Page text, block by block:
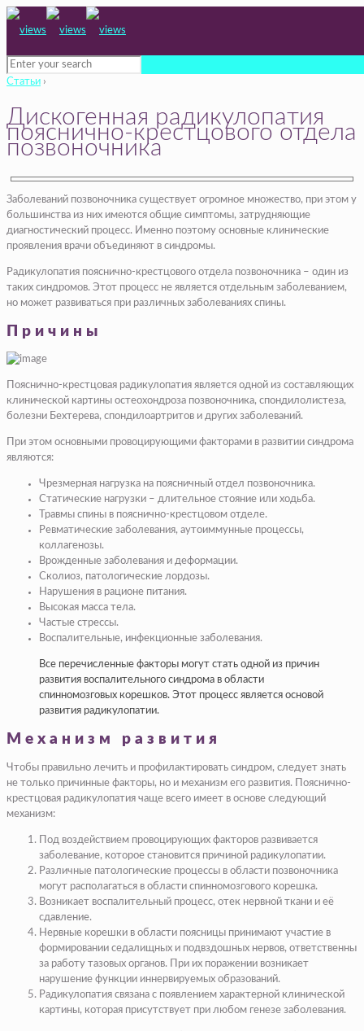
Статьи ›
Дискогенная радикулопатия
пояснично-крестцового отдела
позвоночника
Заболеваний позвоночника существует огромное множество, при этом у
большинства из них имеются общие симптомы, затрудняющие
диагностический процесс. Именно поэтому основные клинические
проявления врачи объединяют в синдромы.
Радикулопатия пояснично-крестцового отдела позвоночника – один из
таких синдромов. Этот процесс не является отдельным заболеванием,
но может развиваться при различных заболеваниях спины.
Причины
Пояснично-крестцовая радикулопатия является одной из составляющих
клинической картины остеохондроза позвоночника, спондилолистеза,
болезни Бехтерева, спондилоартритов и других заболеваний.
При этом основными провоцирующими факторами в развитии синдрома
являются:
Чрезмерная нагрузка на поясничный отдел позвоночника.
Статические нагрузки – длительное стояние или ходьба.
Травмы спины в пояснично-крестцовом отделе.
Ревматические заболевания, аутоиммунные процессы,
коллагенозы.
Врожденные заболевания и деформации.
Сколиоз, патологические лордозы.
Нарушения в рационе питания.
Высокая масса тела.
Частые стрессы.
Воспалительные, инфекционные заболевания.
Все перечисленные факторы могут стать одной из причин
развития воспалительного синдрома в области
спинномозговых корешков. Этот процесс является основой
развития радикулопатии.
Механизм развития
Чтобы правильно лечить и профилактировать синдром, следует знать
не только причинные факторы, но и механизм его развития. Пояснично-
крестцовая радикулопатия чаще всего имеет в основе следующий
механизм:
Под воздействием провоцирующих факторов развивается
заболевание, которое становится причиной радикулопатии.
Различные патологические процессы в области позвоночника
могут располагаться в области спинномозгового корешка.
Возникает воспалительный процесс, отек нервной ткани и её
сдавление.
Нервные корешки в области поясницы принимают участие в
формировании седалищных и подвздошных нервов, ответственны
за работу тазовых органов. При их поражении возникает
нарушение функции иннервируемых образований.
Радикулопатия связана с появлением характерной клинической
картины, которая присутствует при любом генезе заболевания.